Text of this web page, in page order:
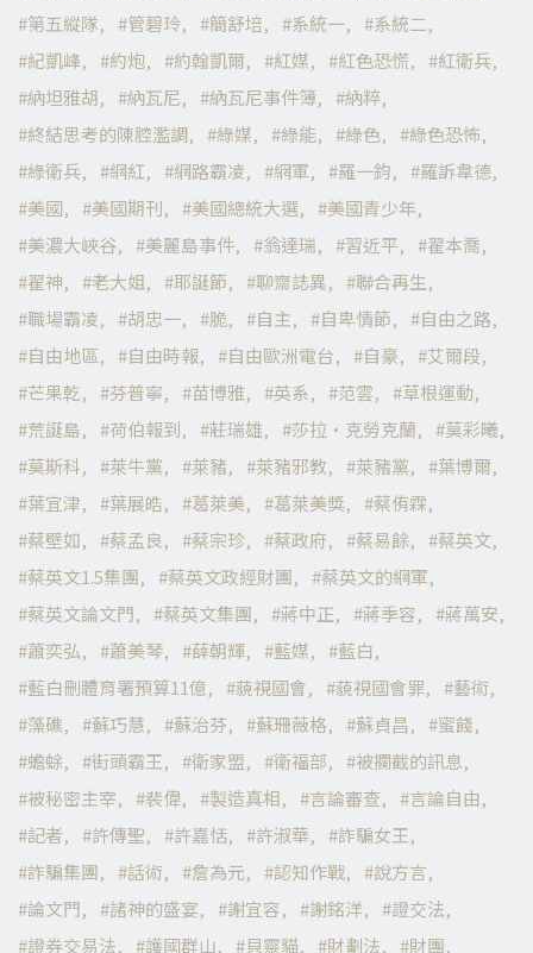
第五縱隊
管碧玲 簡舒培 系統一
系統二
紀凱峰
約炮 約翰凱爾 紅媒 紅色恐慌
紅衛兵
納坦雅胡
納瓦尼 納瓦尼事件簿
納粹
終結思考的陳腔濫調
綠媒 綠能 綠色
綠色恐怖
綠衛兵
網紅 網路霸凌 網軍 羅一鈞
羅訴韋德
美國
美國期刊 美國總統大選
美國青少年
美濃大峽谷
美麗島事件 翁達瑞 習近平
翟本喬
翟神
老大姐 耶誕節 聊齋誌異
聯合再生
職場霸凌
胡忠一 脆 自主 自卑情節
自由之路
自由地區
自由時報 自由歐洲電台 自豪
艾爾段
芒果乾
芬普寧 苗博雅 英系 范雲
草根運動
荒誕島
荷伯報到 莊瑞雄 莎拉·克勞克蘭
莫彩曦
莫斯科
萊牛黨 萊豬 萊豬邪教 萊豬黨
葉博爾
葉宜津
葉展皓 葛萊美 葛萊美獎
蔡侑霖
蔡壁如
蔡孟良 蔡宗珍 蔡政府 蔡易餘
蔡英文
蔡英文1.5集團
蔡英文政經財團
蔡英文的網軍
蔡英文論文門
蔡英文集團 蔣中正 蔣季容
蔣萬安
蕭奕弘
蕭美琴 薛朝輝 藍媒
藍白
藍白刪體育署預算11億
藐視國會 藐視國會罪
藝術
藻礁
蘇巧慧 蘇治芬 蘇珊薇格 蘇貞昌
蜜餞
蟾蜍
街頭霸王 衛家盟 衛福部
被攔截的訊息
被秘密主宰
裴偉 製造真相 言論審查
言論自由
記者
許傳聖 許嘉恬 許淑華
詐騙女王
詐騙集團
話術 詹為元 認知作戰
說方言
論文門
諸神的盛宴 謝宜容 謝銘洋
證交法
證券交易法
護國群山 貝靈貓 財劃法
財團